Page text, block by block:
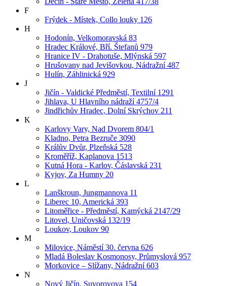
F
Frýdek - Místek, Collo louky 126
H
Hodonín, Velkomoravská 83
Hradec Králové, Bří. Štefanů 979
Hranice IV - Drahotuše, Mlýnská 597
Hrušovany nad Jevišovkou, Nádražní 487
Hulín, Záhlinická 929
J
Jičín - Valdické Předměstí, Textilní 1291
Jihlava, U Hlavního nádraží 4757/4
Jindřichův Hradec, Dolní Skrýchov 211
K
Karlovy Vary, Nad Dvorem 804/1
Kladno, Petra Bezruče 3090
Králův Dvůr, Plzeňská 528
Kroměříž, Kaplanova 1513
Kutná Hora - Karlov, Čáslavská 231
Kyjov, Za Humny 20
L
Lanškroun, Jungmannova 11
Liberec 10, Americká 393
Litoměřice - Předměstí, Kamýcká 2147/29
Litovel, Uničovská 132/19
Loukov, Loukov 90
M
Milovice, Náměstí 30. června 626
Mladá Boleslav Kosmonosy, Průmyslová 957
Morkovice – Slížany, Nádražní 603
N
Nový Jičín, Suvorovova 154